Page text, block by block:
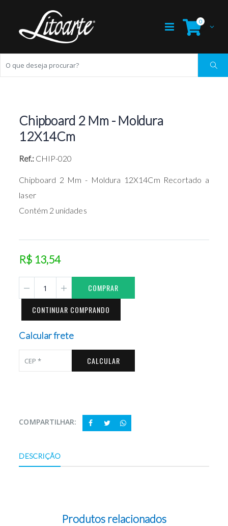
0
Chipboard 2 Mm - Moldura
12X14Cm
Ref.: CHIP-020
Chipboard 2 Mm - Moldura 12X14Cm Recortado a
laser
Contém 2 unidades
R$ 13,54
COMPRAR
CONTINUAR COMPRANDO
Calcular frete
CALCULAR
COMPARTILHAR:
DESCRIÇÃO
Produtos relacionados